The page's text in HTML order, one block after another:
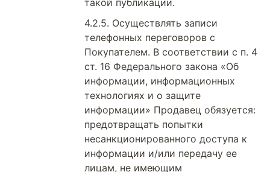
такой публикации.
Осуществлять записи
телефонных переговоров с
Покупателем. В соответствии с п. 4
ст. 16 Федерального закона «Об
информации, информационных
технологиях и о защите
информации» Продавец обязуется:
предотвращать попытки
несанкционированного доступа к
информации и/или передачу ее
лицам, не имеющим